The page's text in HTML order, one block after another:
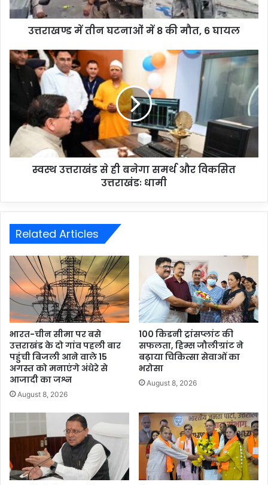
उत्तराखण्ड में तीन घटनाओं में 8 की मौत, 6 घायल
स्वस्थ उत्तराखंड से ही बनेगा समर्थ और विकसित
उत्तराखंडः धामी
Related Articles
भारत-चीन सीमा पर बसे
उत्तराखंड के दो गांव पहली बार
पहुंची बिजली आने वाले 15
अगस्त को मनाएंगे अंधेरे से
आजादी का जश्न
August 8, 2026
100 किडनी ट्रांसप्लांट की
सफलता, हिम्स जौलीग्रांट ने
बढ़ाया चिकित्सा सेवाओं का
भरोसा
August 8, 2026